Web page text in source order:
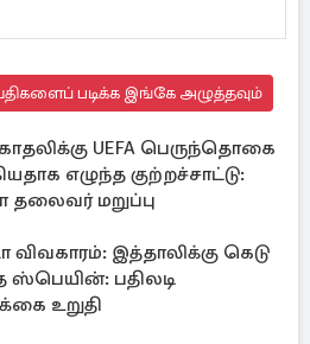
படிக்க இங்கே அழுத்தவும்
UEFA பெருந்தொகை
எழுந்த குற்றச்சாட்டு:
தலைவர் மறுப்பு
விவகாரம்: இத்தாலிக்கு கெடு
ஸ்பெயின்: பதிலடி
உறுதி